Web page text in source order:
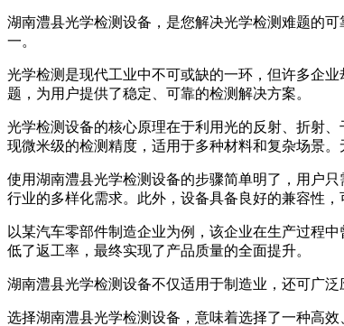
湖南澧县光学检测设备，是您解决光学检测难题的
一。
光学检测是现代工业中不可或缺的一环，但许多企
题，为用户提供了稳定、可靠的检测解决方案。
光学检测设备的核心原理在于利用光的反射、折射
现微米级的检测精度，适用于多种材料和复杂场景
使用湖南澧县光学检测设备的步骤简单明了，用户
行业的多样化需求。此外，设备具备良好的兼容性
以某汽车零部件制造企业为例，该企业在生产过程
低了返工率，最终实现了产品质量的全面提升。
湖南澧县光学检测设备不仅适用于制造业，还可广
选择湖南澧县光学检测设备，意味着选择了一种高